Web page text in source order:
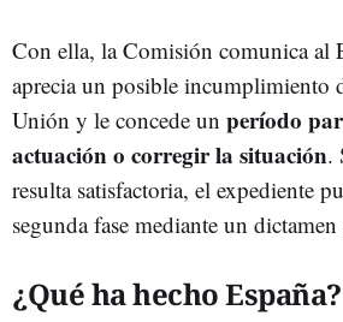
Con ella, la Comisión comunica al
aprecia un posible incumplimiento
Unión y le concede un período
actuación o corregir la situación.
resulta satisfactoria, el expediente
segunda fase mediante un
¿Qué ha hecho España?